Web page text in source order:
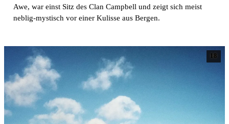
Awe, war einst Sitz des Clan Campbell und zeigt sich meist
neblig-mystisch vor einer Kulisse aus Bergen.
18